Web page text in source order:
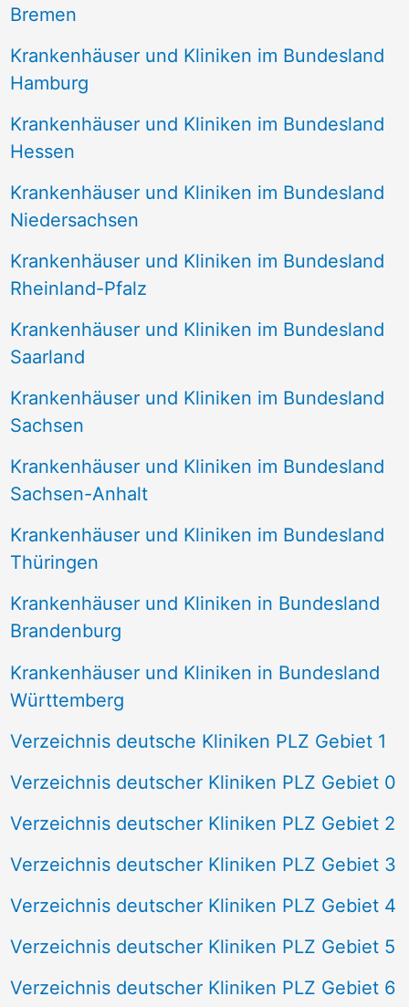
Bremen
Krankenhäuser und Kliniken im Bundesland
Hamburg
Krankenhäuser und Kliniken im Bundesland
Hessen
Krankenhäuser und Kliniken im Bundesland
Niedersachsen
Krankenhäuser und Kliniken im Bundesland
Rheinland-Pfalz
Krankenhäuser und Kliniken im Bundesland
Saarland
Krankenhäuser und Kliniken im Bundesland
Sachsen
Krankenhäuser und Kliniken im Bundesland
Sachsen-Anhalt
Krankenhäuser und Kliniken im Bundesland
Thüringen
Krankenhäuser und Kliniken in Bundesland
Brandenburg
Krankenhäuser und Kliniken in Bundesland
Württemberg
Verzeichnis deutsche Kliniken PLZ Gebiet 1
Verzeichnis deutscher Kliniken PLZ Gebiet 0
Verzeichnis deutscher Kliniken PLZ Gebiet 2
Verzeichnis deutscher Kliniken PLZ Gebiet 3
Verzeichnis deutscher Kliniken PLZ Gebiet 4
Verzeichnis deutscher Kliniken PLZ Gebiet 5
Verzeichnis deutscher Kliniken PLZ Gebiet 6